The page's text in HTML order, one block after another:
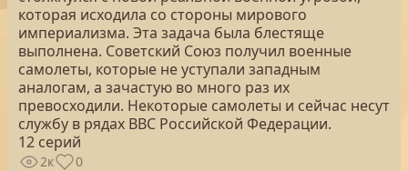
которая исходила со стороны мирового
империализма. Эта задача была блестяще
выполнена. Советский Союз получил военные
самолеты, которые не уступали западным
аналогам, а зачастую во много раз их
превосходили. Некоторые самолеты и сейчас несут
службу в рядах ВВС Российской Федерации.
12 серий
2к 0